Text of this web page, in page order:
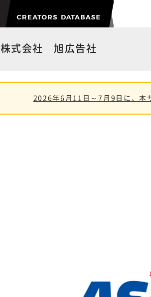
株式会社 旭広告社
2026年6月11日～7月9日に、本